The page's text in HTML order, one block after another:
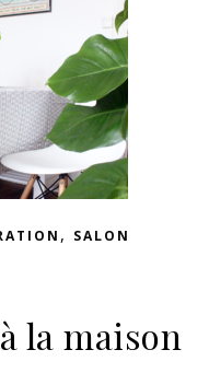
, SALON
la maison